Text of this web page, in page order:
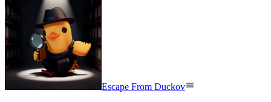
Escape From Duckov